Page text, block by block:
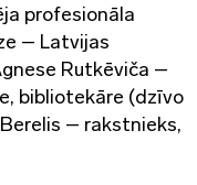
profesionāla
– Latvijas
Rutkēviča –
bibliotekāre (dzīvo
– rakstnieks,